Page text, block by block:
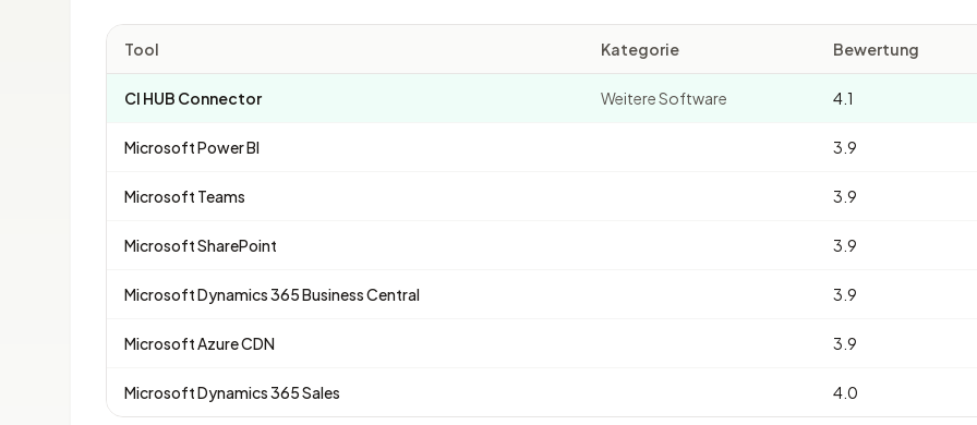
Tool Kategorie Bewertung
CI HUB Connector Weitere Software 4.1
Microsoft Power BI 3.9
Microsoft Teams 3.9
Microsoft SharePoint 3.9
Microsoft Dynamics 365 Business Central 3.9
Microsoft Azure CDN 3.9
Microsoft Dynamics 365 Sales 4.0